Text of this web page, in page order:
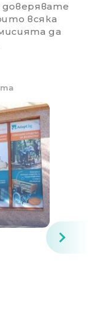
на работния
доверявате
всяка
да